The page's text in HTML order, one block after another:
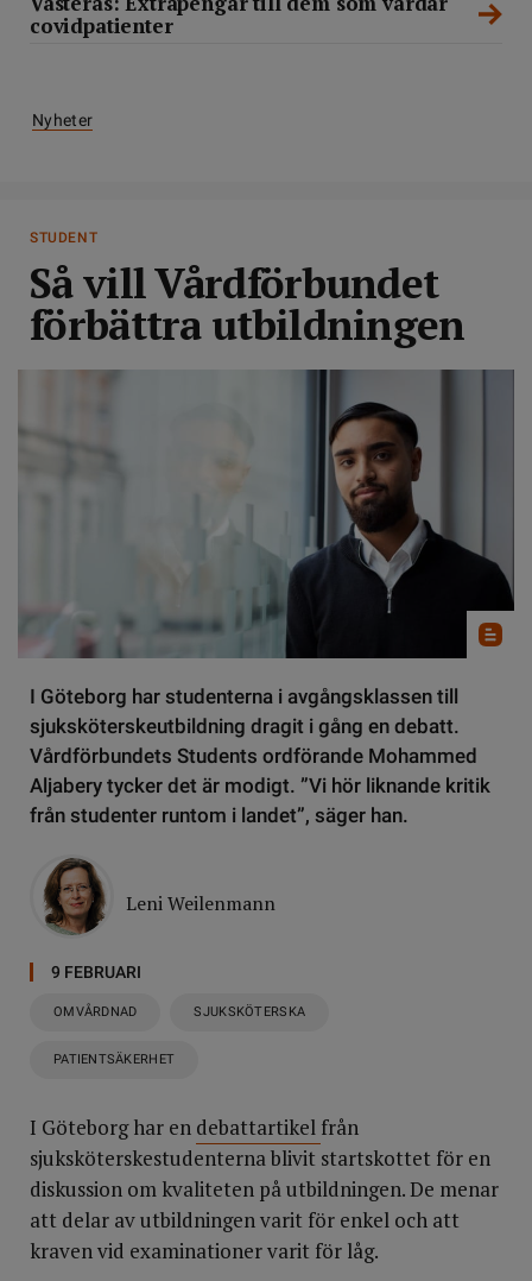
covidpatienter
Nyheter
STUDENT
Så vill Vårdförbundet
förbättra utbildningen
I Göteborg har studenterna i avgångsklassen till
sjuksköterskeutbildning dragit i gång en debatt.
Vårdförbundets Students ordförande Mohammed
Aljabery tycker det är modigt. ”Vi hör liknande kritik
från studenter runtom i landet”, säger han.
Leni Weilenmann
9 FEBRUARI
OMVÅRDNAD SJUKSKÖTERSKA
PATIENTSÄKERHET
I Göteborg har en debattartikel från
sjuksköterskestudenterna blivit startskottet för en
diskussion om kvaliteten på utbildningen. De menar
att delar av utbildningen varit för enkel och att
kraven vid examinationer varit för låg.